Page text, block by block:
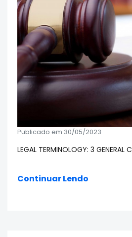
Publicado em 30/05/2023
LEGAL TERMINOLOGY: 3 GENERAL
Continuar Lendo